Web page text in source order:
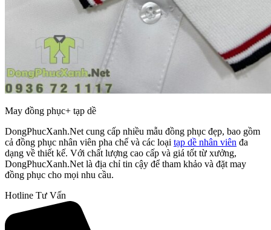
May đồng phục+ tạp dề
DongPhucXanh.Net cung cấp nhiều mẫu đồng phục đẹp, bao gồm
cả đồng phục nhân viên pha chế và các loại tạp dề nhân viên đa
dạng về thiết kế. Với chất lượng cao cấp và giá tốt từ xưởng,
DongPhucXanh.Net là địa chỉ tin cậy để tham khảo và đặt may
đồng phục cho mọi nhu cầu.
Hotline Tư Vấn